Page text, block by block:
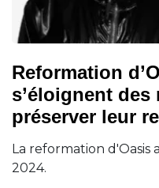
Reformation
s’éloignent
préserver leur
La reformation d'Oasis
2024.